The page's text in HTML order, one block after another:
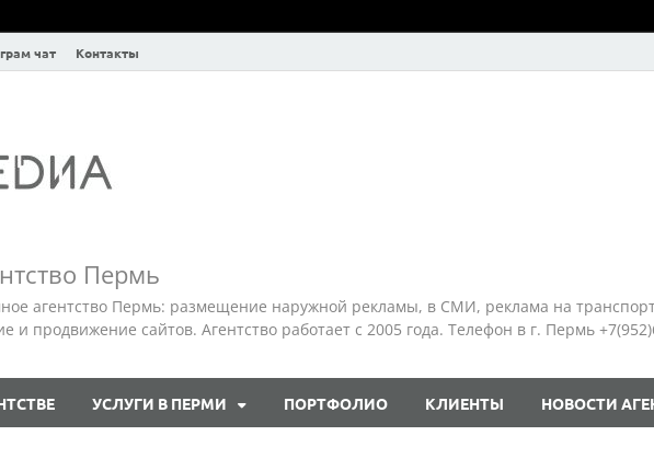
чат Контакты
Пермь
агентство Пермь: размещение наружной рекламы, в СМИ, реклама на
и продвижение сайтов. Агентство работает с 2005 года. Телефон в г. Пермь
УСЛУГИ В ПЕРМИ ПОРТФОЛИО КЛИЕНТЫ НОВОСТИ